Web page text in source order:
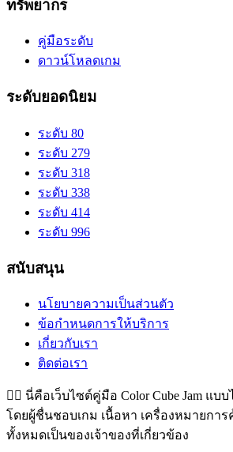
ทรัพยากร
คู่มือระดับ
ดาวน์โหลดเกม
ระดับยอดนิยม
ระดับ 80
ระดับ 279
ระดับ 318
ระดับ 338
ระดับ 414
ระดับ 996
สนับสนุน
นโยบายความเป็นส่วนตัว
ข้อกำหนดการให้บริการ
เกี่ยวกับเรา
ติดต่อเรา
👉🏻 นี่คือเว็บไซต์คู่มือ Color Cube Jam แบ
โดยผู้ชื่นชอบเกม เนื้อหา เครื่องหมายกา
ทั้งหมดเป็นของเจ้าของที่เกี่ยวข้อง